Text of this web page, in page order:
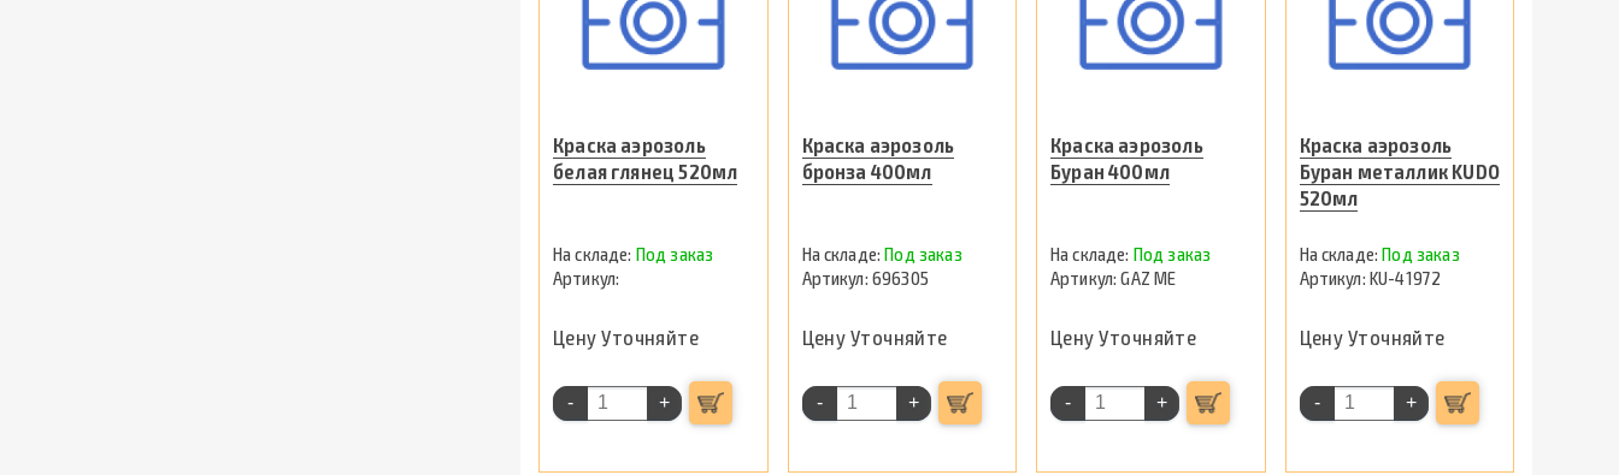
Краска аэрозоль
белая глянец 520мл
Под заказ
Цену Уточняйте
- +
Краска аэрозоль
бронза 400мл
Под заказ
696305
Цену Уточняйте
- +
Краска аэрозоль
Буран 400мл
Под заказ
GAZ ME
Цену Уточняйте
- +
Краска аэрозоль
Буран металлик KUDO
520мл
Под заказ
KU-41972
Цену Уточняйте
- +